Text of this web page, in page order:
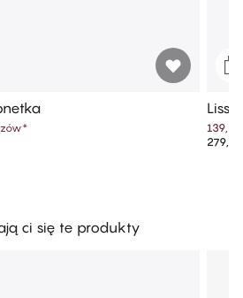
*
Lissi
139,99
279,99
ci się te produkty